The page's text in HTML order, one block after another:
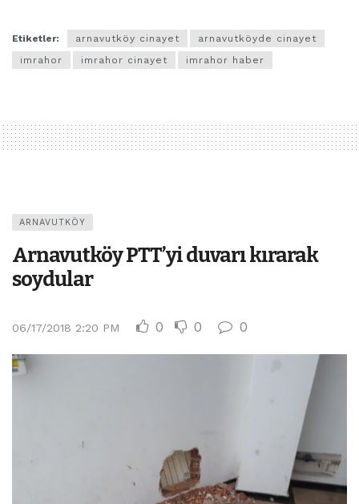
Etiketler: arnavutköy cinayet
arnavutköyde cinayet
imrahor
imrahor cinayet imrahor haber
ARNAVUTKÖY
Arnavutköy PTT’yi duvarı kırarak
soydular
06/17/2018 2:20 PM 0 0 0